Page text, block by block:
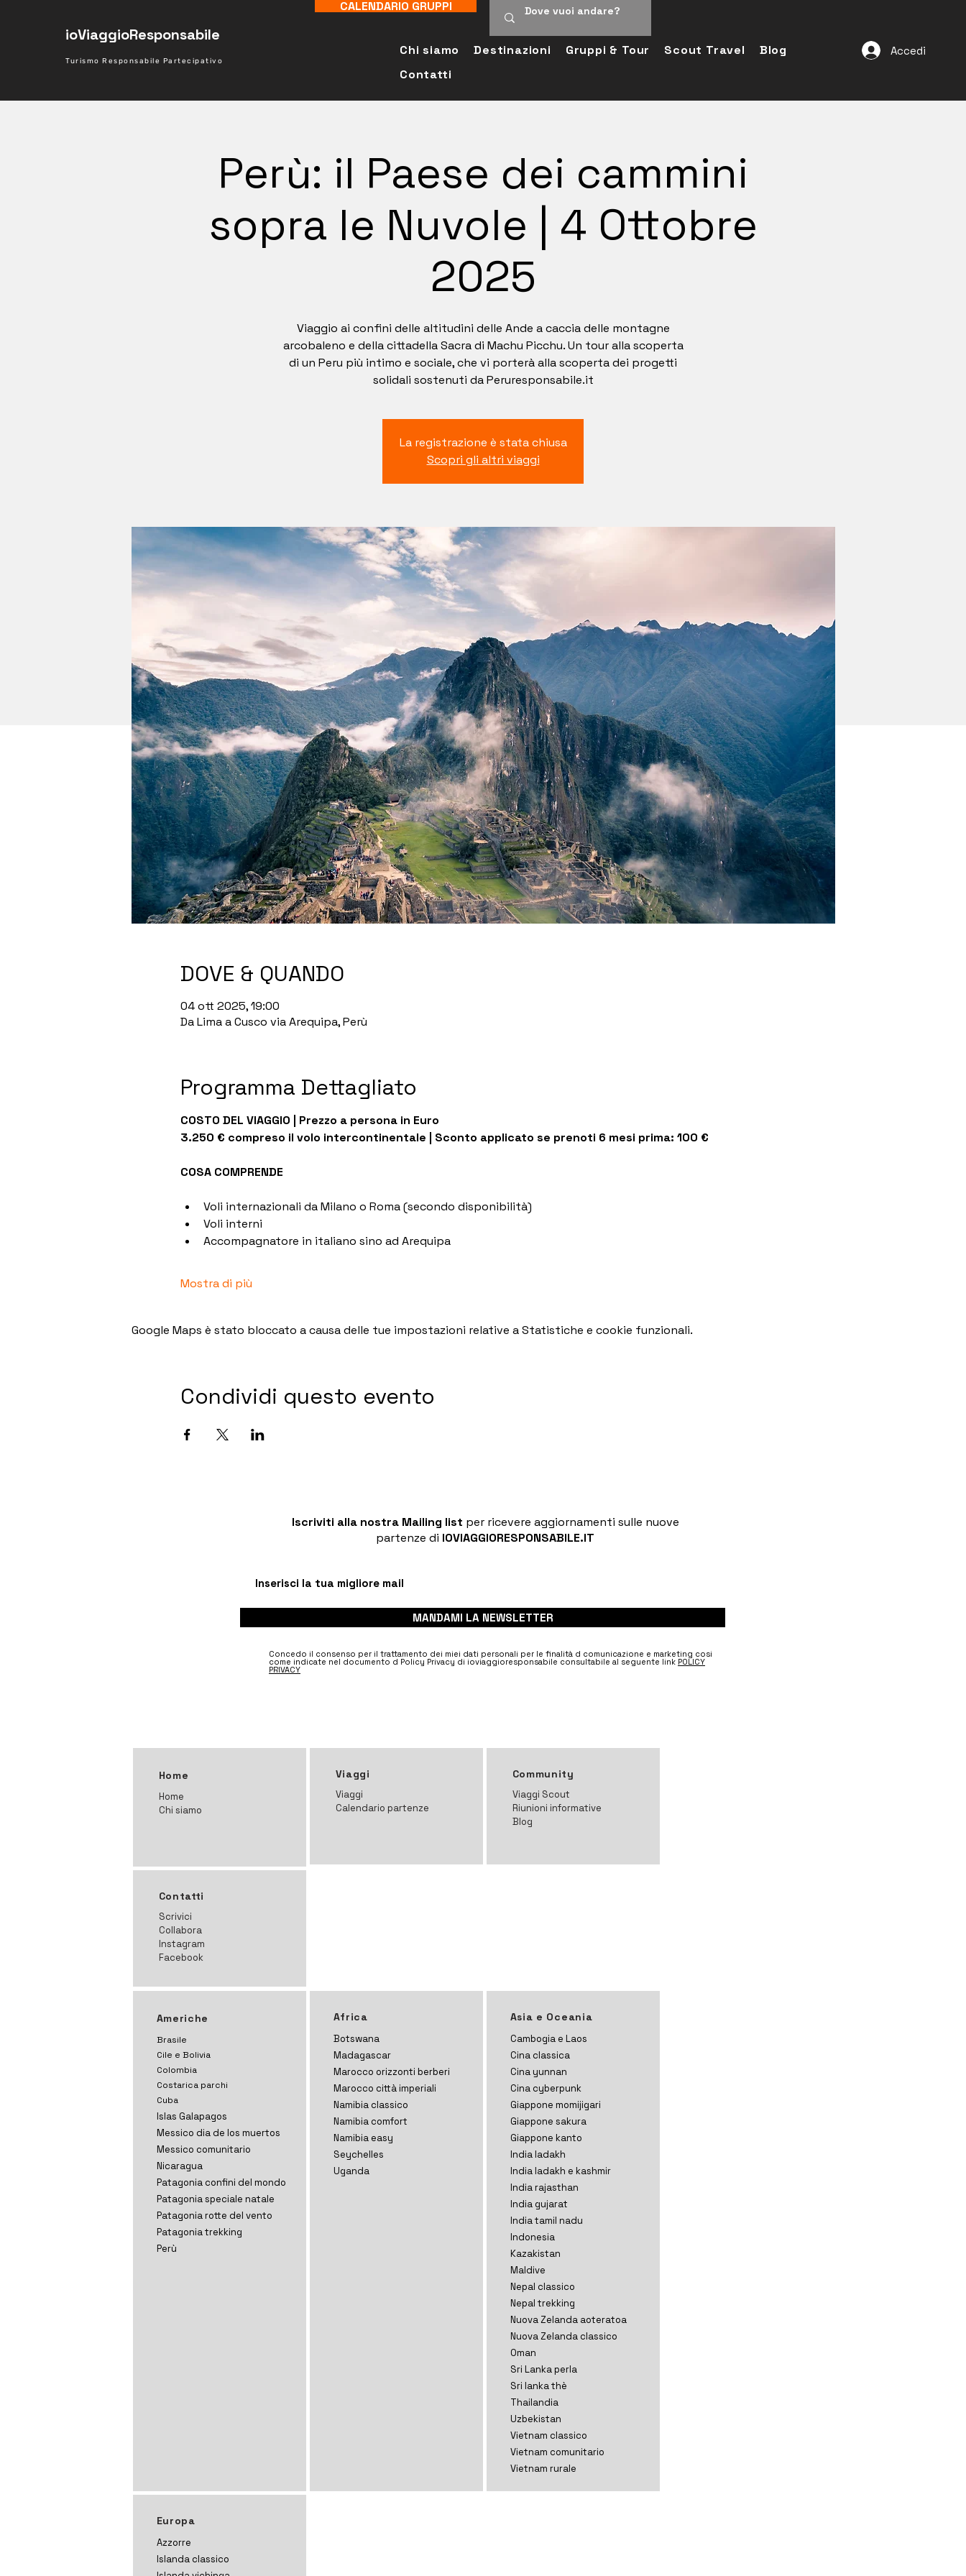
ioViaggioResponsabile
Turismo Responsabile Partecipativo
Chi siamo Destinazioni Gruppi & Tour Scout Travel
Blog
Contatti
Accedi
CALENDARIO GRUPPI
Perù: il Paese dei cammini
sopra le Nuvole | 4 Ottobre
2025
Viaggio ai confini delle altitudini delle Ande a caccia delle montagne
arcobaleno e della cittadella Sacra di Machu Picchu. Un tour alla scoperta
di un Peru più intimo e sociale, che vi porterà alla scoperta dei progetti
solidali sostenuti da Peruresponsabile.it
La registrazione è stata chiusa
Scopri gli altri viaggi
DOVE & QUANDO
04 ott 2025, 19:00
Da Lima a Cusco via Arequipa, Perù
Programma Dettagliato
COSTO DEL VIAGGIO | Prezzo a persona in Euro
3.250 € compreso il volo intercontinentale | Sconto applicato se prenoti 6 mesi prima: 100 €
COSA COMPRENDE
Voli internazionali da Milano o Roma (secondo disponibilità)
Voli interni
Accompagnatore in italiano sino ad Arequipa
Mostra di più
Google Maps è stato bloccato a causa delle tue impostazioni relative a Statistiche e cookie funzionali.
Condividi questo evento
Iscriviti alla nostra Mailing list per ricevere aggiornamenti sulle nuove
partenze di IOVIAGGIORESPONSABILE.IT
MANDAMI LA NEWSLETTER
Concedo il consenso per il trattamento dei miei dati personali per le finalità d comunicazione e marketing cosi
come indicate nel documento d Policy Privacy di ioviaggioresponsabile consultabile al seguente link POLICY
PRIVACY
Home
Home
Chi siamo
Viaggi
Viaggi
Calendario partenze
Community
Viaggi Scout
Riunioni informative
Blog
Contatti
Scrivici
Collabora
Instagram
Facebook
Americhe
Brasile
Cile e Bolivia
Colombia
Costarica parchi
Cuba
Islas Galapagos
Messico dia de los muertos
Messico comunitario
Nicaragua
Patagonia confini del mondo
Patagonia speciale natale
Patagonia rotte del vento
Patagonia trekking
Perù
Africa
Botswana
Madagascar
Marocco orizzonti berberi
Marocco città imperiali
Namibia classico
Namibia comfort
Namibia easy
Seychelles
Uganda
Asia e Oceania
Cambogia e Laos
Cina classica
Cina yunnan
Cina cyberpunk
Giappone momijigari
Giappone sakura
Giappone kanto
India ladakh
India ladakh e kashmir
India rajasthan
India gujarat
India tamil nadu
Indonesia
Kazakistan
Maldive
Nepal classico
Nepal trekking
Nuova Zelanda aoteratoa
Nuova Zelanda classico
Oman
Sri Lanka perla
Sri lanka thè
Thailandia
Uzbekistan
Vietnam classico
Vietnam comunitario
Vietnam rurale
Europa
Azzorre
Islanda classico